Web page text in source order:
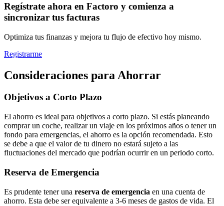
Regístrate ahora en Factoro y comienza a
sincronizar tus facturas
Optimiza tus finanzas y mejora tu flujo de efectivo hoy mismo.
Registrarme
Consideraciones para Ahorrar
Objetivos a Corto Plazo
El ahorro es ideal para objetivos a corto plazo. Si estás planeando
comprar un coche, realizar un viaje en los próximos años o tener un
fondo para emergencias, el ahorro es la opción recomendada. Esto
se debe a que el valor de tu dinero no estará sujeto a las
fluctuaciones del mercado que podrían ocurrir en un periodo corto.
Reserva de Emergencia
Es prudente tener una reserva de emergencia en una cuenta de
ahorro. Esta debe ser equivalente a 3-6 meses de gastos de vida. El